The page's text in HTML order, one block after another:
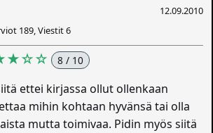
12.09.2010
189, Viestit 6
8 / 10
ettei kirjassa ollut ollenkaan
mihin kohtaan hyvänsä tai olla
mutta toimivaa. Pidin myös siitä